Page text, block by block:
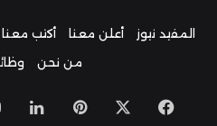
المفيد نيوز أعلن معنا أكتب معنا
من نحن
فيسبوك